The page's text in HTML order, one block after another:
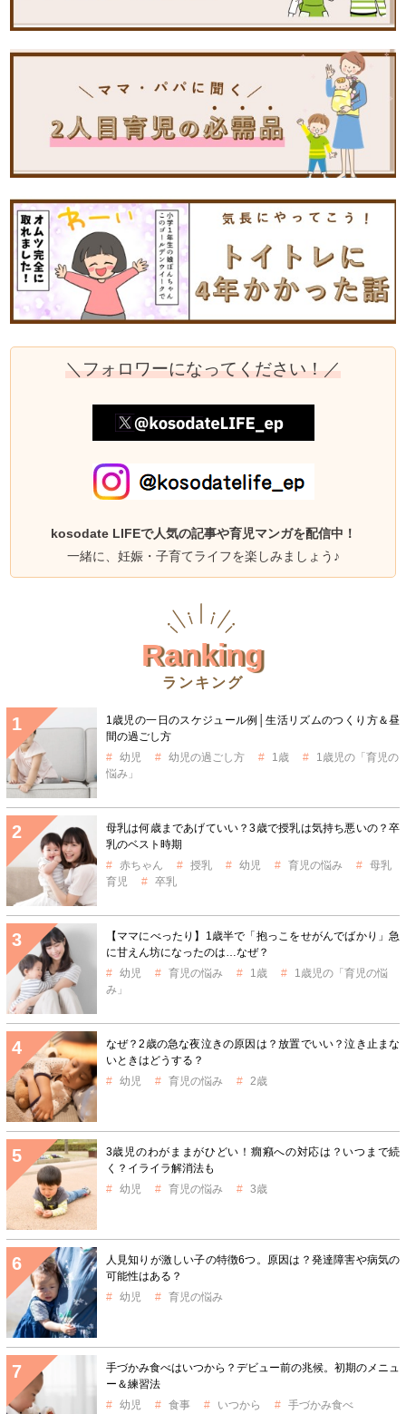
＼フォロワーになってください！／
kosodate LIFEで人気の記事や育児マンガを配信中！
一緒に、妊娠・子育てライフを楽しみましょう♪
Ranking
ランキング
1歳児の一日のスケジュール例│生活リズムのつくり方＆昼
間の過ごし方
幼児
幼児の過ごし方 1歳
1歳児の「育児の
悩み」
母乳は何歳まであげていい？3歳で授乳は気持ち悪いの？卒
乳のベスト時期
赤ちゃん
授乳 幼児 育児の悩み
母乳
育児
卒乳
【ママにべったり】1歳半で「抱っこをせがんでばかり」急
に甘えん坊になったのは…なぜ？
幼児
育児の悩み 1歳
1歳児の「育児の悩
み」
なぜ？2歳の急な夜泣きの原因は？放置でいい？泣き止まな
いときはどうする？
幼児
育児の悩み 2歳
3歳児のわがままがひどい！癇癪への対応は？いつまで続
く？イライラ解消法も
幼児
育児の悩み 3歳
人見知りが激しい子の特徴6つ。原因は？発達障害や病気の
可能性はある？
幼児
育児の悩み
手づかみ食べはいつから？デビュー前の兆候。初期のメニュ
ー＆練習法
幼児
食事 いつから 手づかみ食べ